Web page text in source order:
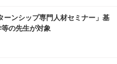
ーンシップ専門人材セミナー」基
の先生が対象